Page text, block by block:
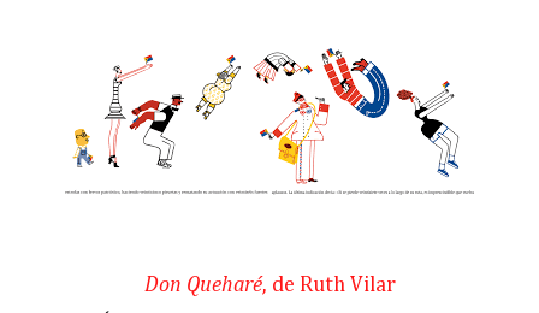
Don Queharé, de Ruth Vilar